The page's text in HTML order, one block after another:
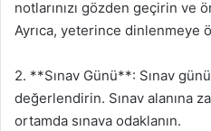
notlarınızı gözden geçirin ve
Ayrıca, yeterince dinlenmeye
2. **Sınav Günü**: Sınav
değerlendirin. Sınav alanına
ortamda sınava odaklanın.